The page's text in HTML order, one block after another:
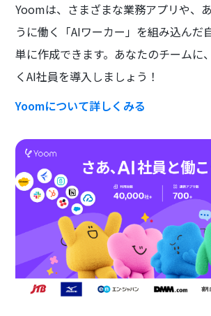
Yoomは、さまざまな業務アプリや、
うに働く「AIワーカー」を組み込んだ
単に作成できます。あなたのチームに
くAI社員を導入しましょう！
Yoomについて詳しくみる